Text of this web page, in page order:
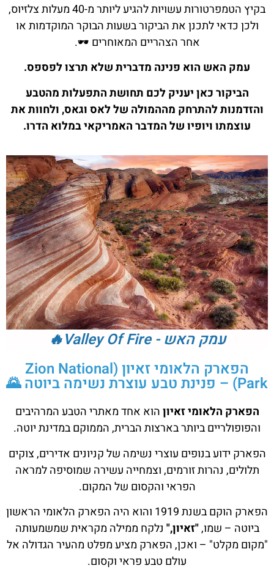
בקיץ הטמפרטורות עשויות להגיע ליותר מ-40 מעלות צלזיוס,
ולכן כדאי לתכנן את הביקור בשעות הבוקר המוקדמות או
אחר הצהריים המאוחרים 🕶️.
עמק האש הוא פנינה מדברית שלא תרצו לפספס.
הביקור כאן יעניק לכם תחושת התפעלות מהטבע
והזדמנות להתרחק מההמולה של לאס וגאס, ולחוות את
עוצמתו ויופיו של המדבר האמריקאי במלוא הדרו.
עמק האש - Valley Of Fire🔥
הפארק הלאומי זאיון (Zion National
Park) – פנינת טבע עוצרת נשימה ביוטה 🌄
הפארק הלאומי זאיוןהוא אחד מאתרי הטבע המרהיבים
והפופולריים ביותר בארצות הברית, הממוקם במדינת יוטה.
הפארק ידוע בנופים עוצרי נשימה של קניונים אדירים, צוקים
תלולים, נהרות זורמים, וצמחייה עשירה שמוסיפה למראה
הפראי והקסום של המקום.
הפארק הוקם בשנת 1919 והוא היה הפארק הלאומי הראשון
ביוטה – שמו,"זאיון," נלקח ממילה מקראית שמשמעותה
"מקום מקלט" – ואכן, הפארק מציע מפלט מהעיר הגדולה אל
עולם טבע פראי וקסום.